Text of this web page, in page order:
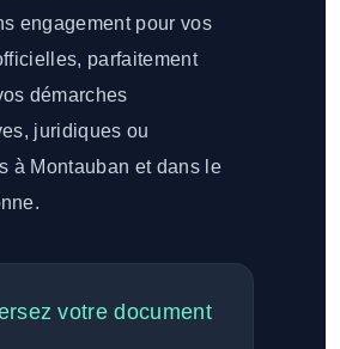
engagement pour vos
parfaitement
démarches
juridiques ou
à Montauban et dans le
votre document